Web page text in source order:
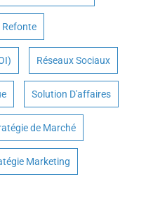
Refonte
Réseaux Sociaux
Solution D'affaires
de Marché
Marketing